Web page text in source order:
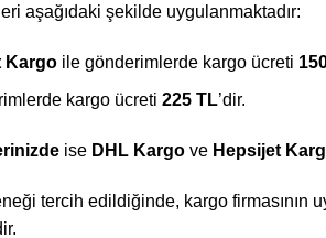
aşağıdaki şekilde uygulanmaktadır:
Kargoile gönderimlerde kargo ücreti
kargo ücreti 225 TL’dir.
ise DHL Kargo ve Hepsijet
tercih edildiğinde, kargo firmasının